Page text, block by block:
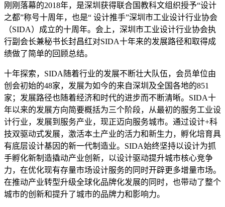
刚刚落幕的2018年，是深圳获得联合国教科文组织授予“设计
之都”称号十周年，也是“ 设计推手”深圳市工业设计行业协会
（SIDA）成立的十周年。会上，深圳市工业设计行业协会执
行副会长兼秘书长封昌红对SIDA十年来的发展路径和取得成
绩做了简单的回顾总结。
十年探索，SIDA随着行业的发展不断壮大队伍，会员单位由
创会初始的48家，发展为如今的来自深圳及全国各地的851
家；发展路径也随着经济和时代的进步而不断清晰。SIDA十
年以来的发展方向简要概括为三个阶段，从最初的服务工业设
计行业，发展到服务产业，现正迈向服务城市。通过设计+科
技双驱动式发展，激活本土产业的活力和新生力，孵化培育具
有底层设计基因的新一代制造业。SIDA始终坚持以设计为抓
手孵化新制造撬动产业创新，以设计驱动提升城市核心竞争
力，在优化现有存量市场设计服务的同时开辟更多增量市场。
在推动产业转型升级全球化品牌化发展的同时，也带动了整个
城市的创新和提升了城市的品牌力和影响力。